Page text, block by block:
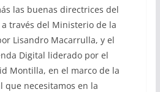
las buenas directrices del
través del Ministerio de la
Lisandro Macarrulla, y el
Digital liderado por el
Montilla, en el marco de la
necesitamos en la